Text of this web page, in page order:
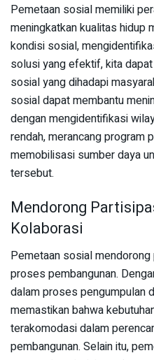
Pemetaan sosial memiliki
meningkatkan kualitas hidup
kondisi sosial,
solusi yang efektif, kita
sosial yang dihadapi
sosial dapat membantu
dengan mengidentifikasi
rendah, merancang program
memobilisasi sumber daya
tersebut.
Mendorong
Kolaborasi
Pemetaan sosial
proses pembangunan.
dalam proses pengumpulan
memastikan bahwa
terakomodasi dalam
pembangunan. Selain itu,